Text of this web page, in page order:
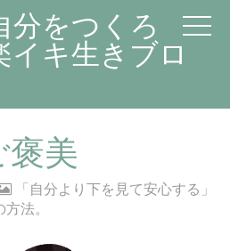
分をつくろ
イキ生きブロ
褒美
「自分より下を見て安心する」
法。